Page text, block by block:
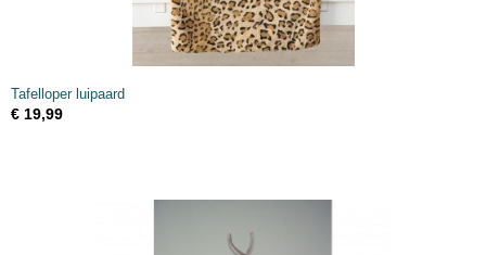
Tafelloper luipaard
€ 19,99